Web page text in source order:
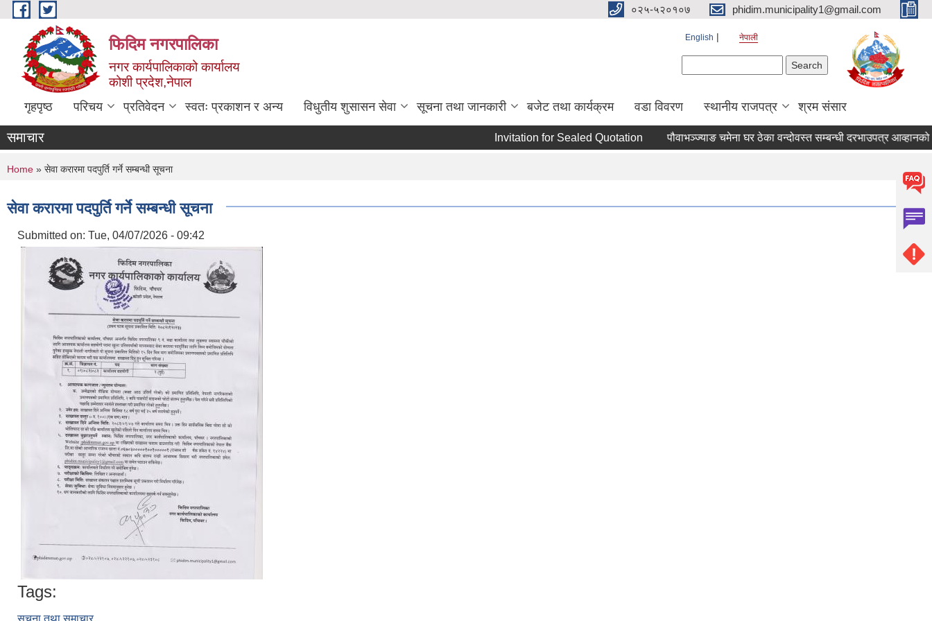
Skip to main content ०२५-५२०१०७ phidim.municipality1@gmail.com
फिदिम नगरपालिका
नगर कार्यपालिकाको कार्यालय
कोशी प्रदेश,नेपाल
English नेपाली
गृहपृष्ठ परिचय प्रतिवेदन स्वतः प्रकाशन र अन्य विधुतीय शुसासन सेवा सूचना तथा जानकारी बजेट तथा कार्यक्रम वडा विवरण स्थानीय राजपत्र श्रम संसार
समाचार Invitation for Sealed Quotation पौवाभञ्ज्याङ चमेना घर ठेका वन्दोवस्त सम्बन्धी दरभाउपत्र आव्हानको
You are here
Home » सेवा करारमा पदपुर्ति गर्ने सम्बन्धी सूचना
सेवा करारमा पदपुर्ति गर्ने सम्बन्धी सूचना
Submitted on: Tue, 04/07/2026 - 09:42
Tags:
सूचना तथा समाचार